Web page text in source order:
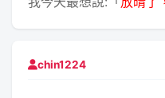
chin1224